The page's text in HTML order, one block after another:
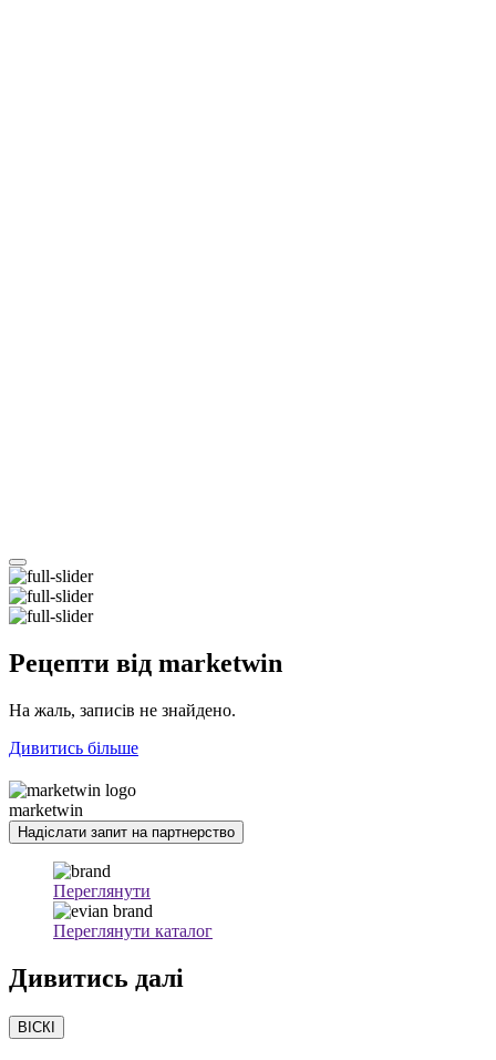
Рецепти від marketwin
На жаль, записів не знайдено.
Дивитись більше
marketwin
Надіслати запит на партнерство
Переглянути
Переглянути каталог
Дивитись далі
ВІСКІ